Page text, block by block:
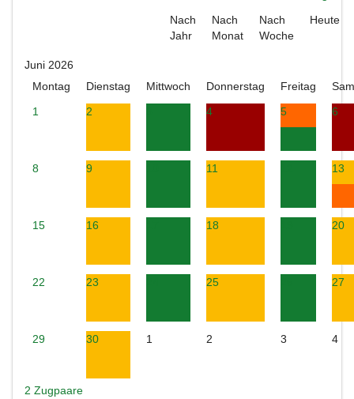
Nach
Jahr
Nach
Monat
Nach
Woche
Heute
Juni 2026
Montag
Dienstag Mittwoch Donnerstag Freitag
1
2 4 5 6
8 9 11 13
15 16 18 20
22 23 25 27
29 30 1 2 3 4
2 Zugpaare